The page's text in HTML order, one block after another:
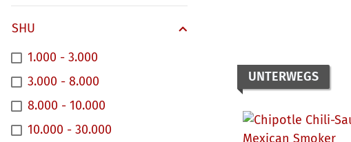
UNTERWEGS
SHU
1.000 - 3.000
3.000 - 8.000
8.000 - 10.000
10.000 - 30.000